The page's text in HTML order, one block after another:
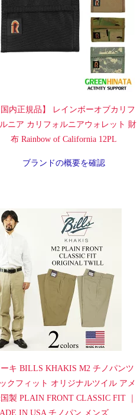
国内正規品】 レインボーオブカリフ
ニア カリフォルニアウォレット 財
布 Rainbow of California 12PL
ブランドの概要を確認
キ BILLS KHAKIS M2 チノパンツ
クフィット オリジナルツイル アメ
製 PLAIN FRONT CLASSIC FIT ｜
IN USA チノパン メンズ